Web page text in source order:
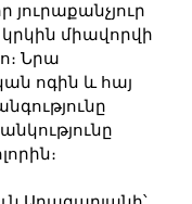
յուրաքանչյուր
միավորվի
Նրա
ոգին և հայ